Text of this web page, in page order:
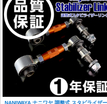
NANIWAYA ナニワヤ 調整式 スタビライザー